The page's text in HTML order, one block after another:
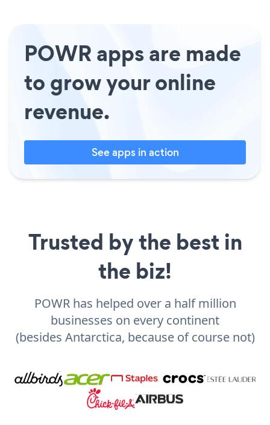
POWR apps are made
to grow your online
revenue.
See apps in action
Trusted by the best in
the biz!
POWR has helped over a half million
businesses on every continent
(besides Antarctica, because of course not)